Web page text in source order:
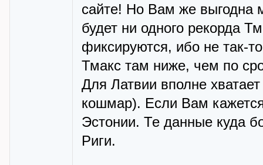
сайте! Но Вам же выгодна
будет ни одного рекорда
фиксируются, ибо не так-
Тмакс там ниже, чем по
Для Латвии вполне
кошмар). Если Вам
Эстонии. Те данные куда
Риги.